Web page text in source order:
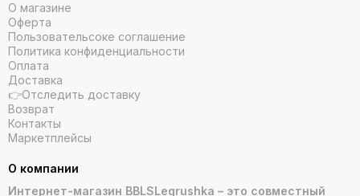
О магазине
Оферта
Пользовательсоке соглашение
Политика конфиденциальности
Оплата
Доставка
👉Отследить доставку
Возврат
Контакты
Маркетплейсы
О компании
Интернет-магазин BBLSLegrushka – это совместный